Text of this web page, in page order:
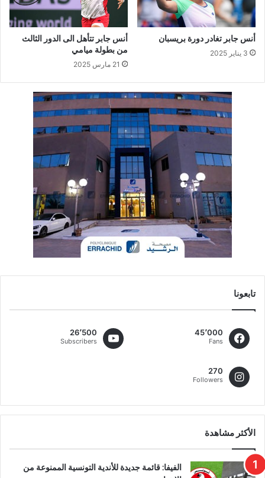
أنس جابر تغادر دورة بريسبان
3 يناير 2025
أنس جابر تتأهل الى الدور الثالث
من بطولة ميامي
21 مارس 2025
تابعونا
45٬000
Fans
26٬500
Subscribers
270
Followers
الأكثر مشاهدة
الفيفا: قائمة جديدة للأندية التونسية الممنوعة من